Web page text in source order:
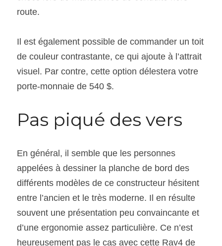
route.
Il est également possible de commander un toit
de couleur contrastante, ce qui ajoute à l’attrait
visuel. Par contre, cette option délestera votre
porte-monnaie de 540 $.
Pas piqué des vers
En général, il semble que les personnes
appelées à dessiner la planche de bord des
différents modèles de ce constructeur hésitent
entre l’ancien et le très moderne. Il en résulte
souvent une présentation peu convaincante et
d’une ergonomie assez particulière. Ce n’est
heureusement pas le cas avec cette Rav4 de